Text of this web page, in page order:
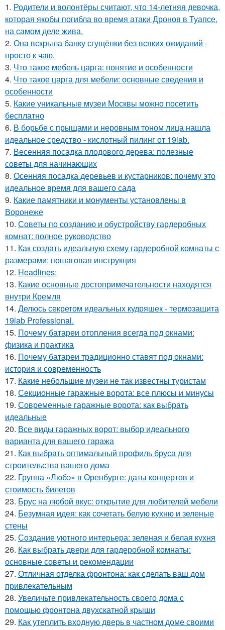
1. Родители и волонтёры считают, что 14-летняя девочка,
которая якобы погибла во время атаки Дронов в Туапсе,
на самом деле жива.
2. Она вскрыла банку сгущёнки без всяких ожиданий -
просто к чаю.
3. Что такое мебель царга: понятие и особенности
4. Что такое царга для мебели: основные сведения и
особенности
5. Какие уникальные музеи Москвы можно посетить
бесплатно
6. В борьбе с прыщами и неровным тоном лица нашла
идеальное средство - кислотный пилинг от 19lab.
7. Весенняя посадка плодового дерева: полезные
советы для начинающих
8. Осенняя посадка деревьев и кустарников: почему это
идеальное время для вашего сада
9. Какие памятники и монументы установлены в
Воронеже
10. Советы по созданию и обустройству гардеробных
комнат: полное руководство
11. Как создать идеальную схему гардеробной комнаты с
размерами: пошаговая инструкция
12. Headlines:
13. Какие основные достопримечательности находятся
внутри Кремля
14. Делюсь секретом идеальных кудряшек - термозащита
19lab Professional.
15. Почему батареи отопления всегда под окнами:
физика и практика
16. Почему батареи традиционно ставят под окнами:
история и современность
17. Какие небольшие музеи не так известны туристам
18. Секционные гаражные ворота: все плюсы и минусы
19. Современные гаражные ворота: как выбрать
идеальные
20. Все виды гаражных ворот: выбор идеального
варианта для вашего гаража
21. Как выбрать оптимальный профиль бруса для
строительства вашего дома
22. Группа «Любэ» в Оренбурге: даты концертов и
стоимость билетов
23. Брус на любой вкус: открытие для любителей мебели
24. Безумная идея: как сочетать белую кухню и зеленые
стены
25. Создание уютного интерьера: зеленая и белая кухня
26. Как выбрать двери для гардеробной комнаты:
основные советы и рекомендации
27. Отличная отделка фронтона: как сделать ваш дом
привлекательным
28. Увеличьте привлекательность своего дома с
помощью фронтона двухскатной крыши
29. Как утеплить входную дверь в частном доме своими